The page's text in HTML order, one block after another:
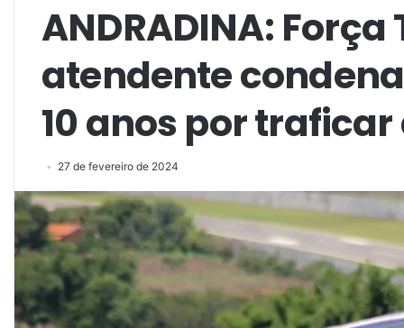
ANDRADINA:
atendente
10 anos por
27 de fevereiro de 2024